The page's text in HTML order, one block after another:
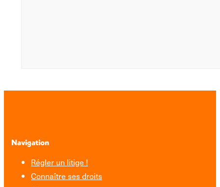
Navigation
Régler un litige !
Connaître ses droits